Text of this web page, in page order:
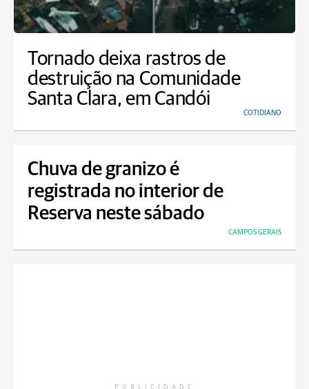
Tornado deixa rastros de
destruição na Comunidade
Santa Clara, em Candói
COTIDIANO
Chuva de granizo é
registrada no interior de
Reserva neste sábado
CAMPOS GERAIS
PUBLICIDADE